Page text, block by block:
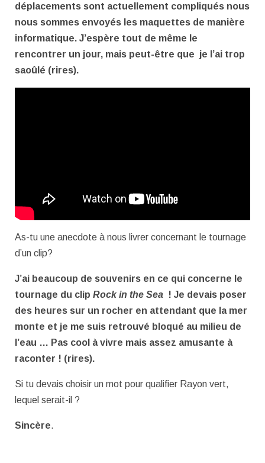
déplacements sont actuellement compliqués nous
nous sommes envoyés les maquettes de manière
informatique. J’espère tout de même le
rencontrer un jour, mais peut-être que je l’ai trop
saoûlé (rires).
As-tu une anecdote à nous livrer concernant le tournage
d’un clip?
J’ai beaucoup de souvenirs en ce qui concerne le
tournage du clip Rock in the Sea ! Je devais poser
des heures sur un rocher en attendant que la mer
monte et je me suis retrouvé bloqué au milieu de
l’eau … Pas cool à vivre mais assez amusante à
raconter ! (rires).
Si tu devais choisir un mot pour qualifier Rayon vert,
lequel serait-il ?
Sincère.